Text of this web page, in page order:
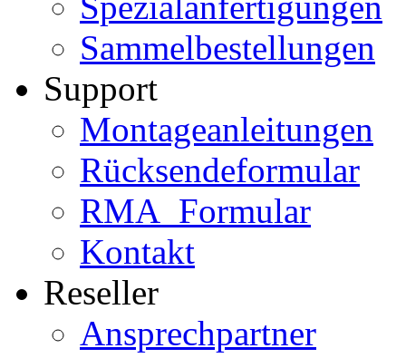
Sammelbestellungen
Support
Montageanleitungen
Rücksendeformular
RMA_Formular
Kontakt
Reseller
Ansprechpartner